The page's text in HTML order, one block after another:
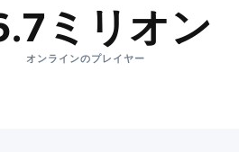
ミリオン
オンラインのプレイヤー